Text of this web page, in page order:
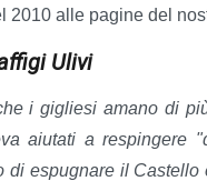
2010 alle pagine del
Ulivi
i gigliesi amano di
aiutati a respingere
di espugnare il